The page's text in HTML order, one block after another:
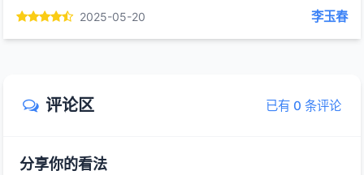
2025-05-20 李玉春
评论区 已有 0 条评论
分享你的看法